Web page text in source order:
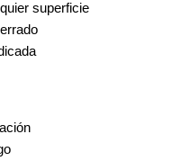
superficie